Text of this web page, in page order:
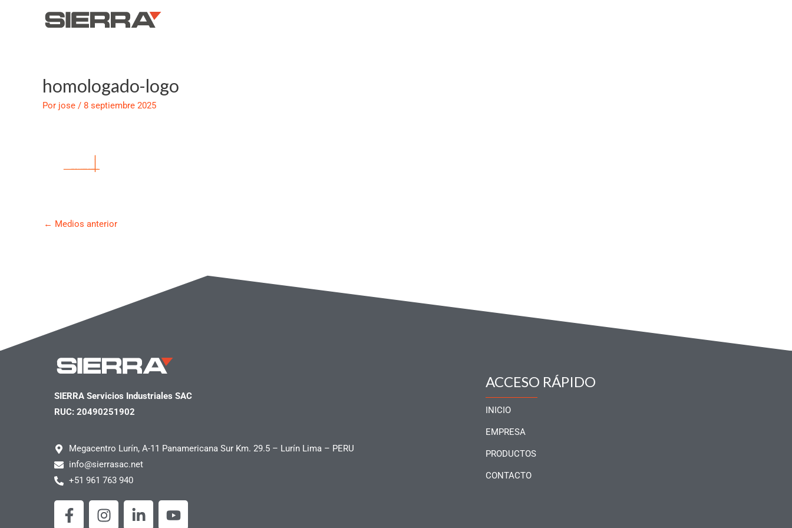
homologado-logo
Por jose / 8 septiembre 2025
Navegación
entradas
← Medios anterior
SIERRA Servicios Industriales SAC
RUC: 20490251902
Megacentro Lurín, A-11 Panamericana Sur Km. 29.5 – Lurín Lima – PERU
info@sierrasac.net
+51 961 763 940
F
a
I
n
i
Y
o
ACCESO RÁPIDO
INICIO
EMPRESA
PRODUCTOS
CONTACTO